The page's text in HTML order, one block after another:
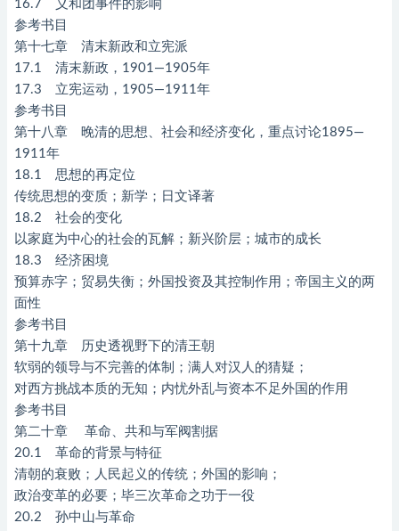
16.7 义和团事件的影响
参考书目
第十七章 清末新政和立宪派
17.1 清末新政，1901—1905年
17.3 立宪运动，1905—1911年
参考书目
第十八章 晚清的思想、社会和经济变化，重点讨论1895—
1911年
18.1 思想的再定位
传统思想的变质；新学；日文译著
18.2 社会的变化
以家庭为中心的社会的瓦解；新兴阶层；城市的成长
18.3 经济困境
预算赤字；贸易失衡；外国投资及其控制作用；帝国主义的两
面性
参考书目
第十九章 历史透视野下的清王朝
软弱的领导与不完善的体制；满人对汉人的猜疑；
对西方挑战本质的无知；内忧外乱与资本不足外国的作用
参考书目
第二十章 革命、共和与军阀割据
20.1 革命的背景与特征
清朝的衰败；人民起义的传统；外国的影响；
政治变革的必要；毕三次革命之功于一役
20.2 孙中山与革命